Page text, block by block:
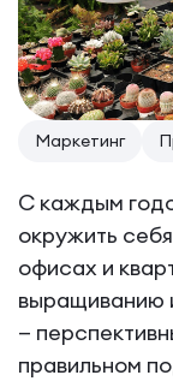
Маркетинг
С каждым
окружить
офисах и
выращиванию
—
правильном